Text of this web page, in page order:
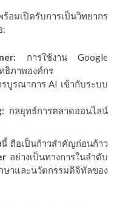
เปิดรับการเป็นวิทยากร
:
การใช้งาน Google
ธิภาพองค์กร
รบูรณาการ AI เข้ากับระบบ
กลยุทธ์การตลาดออนไลน์
นี้ ถือเป็นก้าวสำคัญก่อนก้าว
อย่างเป็นทางการในลำดับ
าและนวัตกรรมดิจิทัลของ